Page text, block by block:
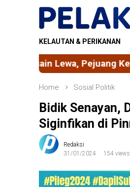
Skip
KELAUTAN & PERIKANAN
dari Tanah
Home Sosial Politik
Bidik Senayan,
Siginfikan di
Redaksi
31/01/2024
154 views